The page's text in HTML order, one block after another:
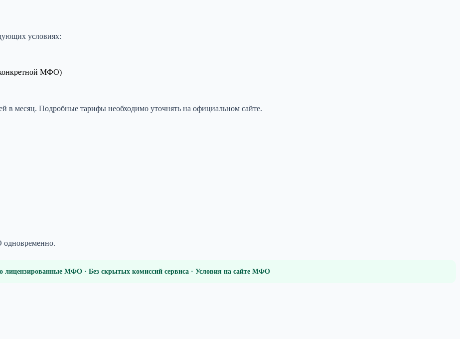
условиях:
конкретной МФО)
в месяц. Подробные тарифы необходимо уточнять на официальном сайте.
одновременно.
лицензированные МФО · Без скрытых комиссий сервиса · Условия на сайте МФО